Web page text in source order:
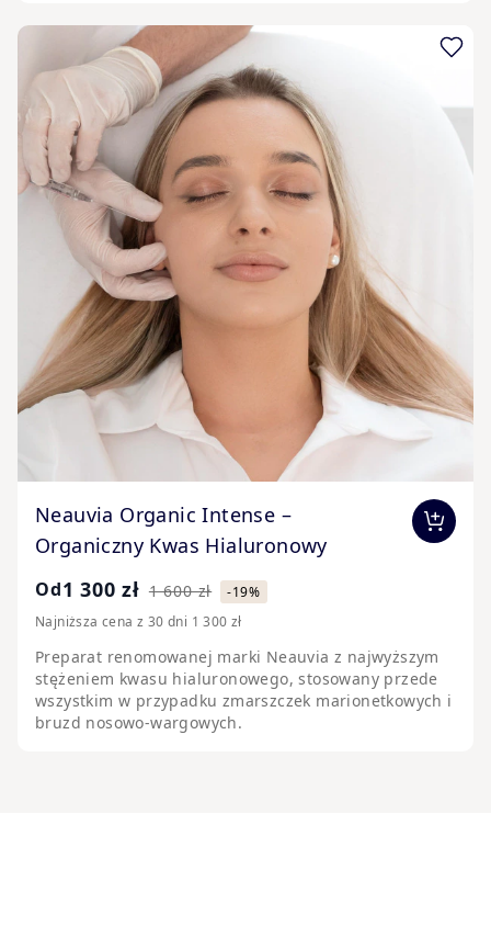
Neauvia Organic Intense –
Organiczny Kwas Hialuronowy
The price depends on the options chosen on the
Od1 300 zł 1 600 zł
-19%
Najniższa cena z 30 dni 1 300 zł
Preparat renomowanej marki Neauvia z najwyższym
stężeniem kwasu hialuronowego, stosowany przede
wszystkim w przypadku zmarszczek marionetkowych i
bruzd nosowo-wargowych.